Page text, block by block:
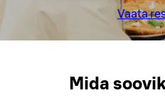
Vaata
Mida